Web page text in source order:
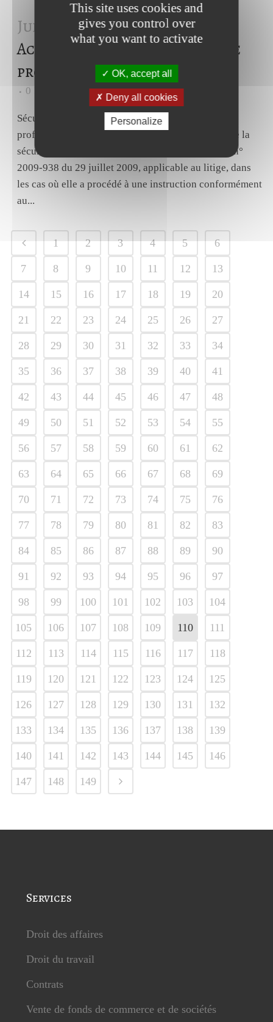
Juin 2021Sécurité sociale –
Accident du travail – Maladie
professionnelle
0 Share
Sécurité sociale - Accident du travail - Maladie
professionnelleSelon l’article R. 441-14 du code de la
sécurité sociale, dans sa rédaction issue du décret n°
2009-938 du 29 juillet 2009, applicable au litige, dans
les cas où elle a procédé à une instruction conformément
au...
1 2 3 4 5 6
7 8 9 10 11 12 13
14 15 16 17 18 19 20
21 22 23 24 25 26 27
28 29 30 31 32 33 34
35 36 37 38 39 40 41
42 43 44 45 46 47 48
49 50 51 52 53 54 55
56 57 58 59 60 61 62
63 64 65 66 67 68 69
70 71 72 73 74 75 76
77 78 79 80 81 82 83
84 85 86 87 88 89 90
91 92 93 94 95 96 97
98 99 100 101 102 103 104
105 106 107 108 109 110 111
112 113 114 115 116 117 118
119 120 121 122 123 124 125
126 127 128 129 130 131 132
133 134 135 136 137 138 139
140 141 142 143 144 145 146
147 148 149
Services
Droit des affaires
Droit du travail
Contrats
Vente de fonds de commerce et de sociétés
This site uses cookies and
gives you control over
what you want to activate
OK, accept all
Deny all cookies
Personalize